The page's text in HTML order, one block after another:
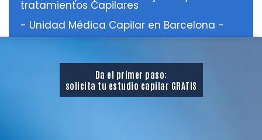
tratamientos Capilares
- Unidad Médica Capilar en Barcelona -
Da el primer paso:
solicita tu estudio capilar GRATIS